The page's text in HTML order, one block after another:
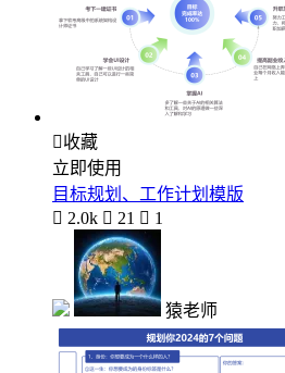
收藏
立即使用
目标规划、工作计划模版
 2.0k  21  1
猿老师